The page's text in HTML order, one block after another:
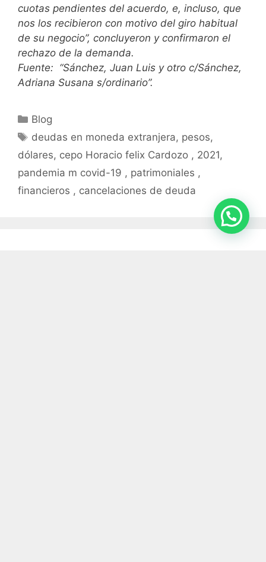
cuotas pendientes del acuerdo, e, incluso, que
nos los recibieron con motivo del giro habitual
de su negocio”, concluyeron y confirmaron el
rechazo de la demanda.
Fuente: “Sánchez, Juan Luis y otro c/Sánchez,
Adriana Susana s/ordinario”.
Blog
deudas en moneda extranjera, pesos,
dólares, cepo Horacio felix Cardozo , 2021,
pandemia m covid-19 , patrimoniales ,
financieros , cancelaciones de deuda